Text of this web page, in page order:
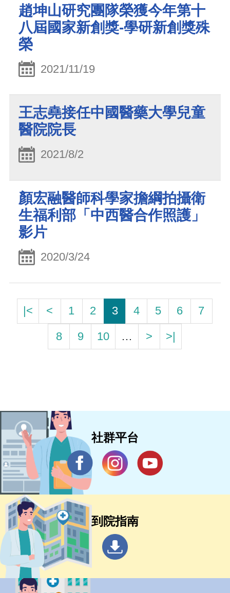
趙坤山研究團隊榮獲今年第十
八屆國家新創獎-學研新創獎殊
榮
2021/11/19
王志堯接任中國醫藥大學兒童
醫院院長
2021/8/2
顏宏融醫師科學家擔綱拍攝衛
生福利部「中西醫合作照護」
影片
2020/3/24
|< < 1 2 3 4 5 6
7
8
9 10 … > >|
社群平台
到院指南